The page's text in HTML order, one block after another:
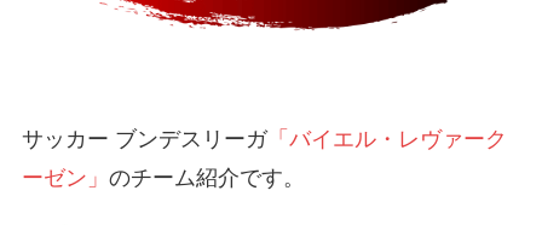
サッカー ブンデスリーガ「バイエル・レヴァーク
ーゼン」 のチーム紹介です。